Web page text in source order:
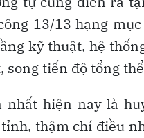
13/13 hạng
kỹ thuật, hệ
song tiến độ tổng
nhất hiện nay là
thậm chí điều